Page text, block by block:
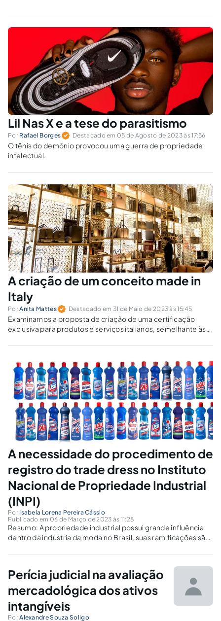
Lil Nas X e a tese do parasitismo
Por Rafael Borges Destacado em 05 de Agosto de 2023 às 17:56
O tênis do demônio provocou uma guerra de propriedade
intelectual.
A criação de um conceito made in
Italy
PorAnita Mattes Destacado em 31 de Maio de 2023 às 15:45
Examinamos a proposta de criação de uma certificação
exclusiva para produtos e serviços italianos, semelhante às
falsificações e valorização do comércio.
A necessidade do procedimento de
registro do trade dress no Instituto
Nacional de Propriedade Industrial
(INPI)
Por Isabela Lorena Pereira Cássio
Publicado em 06 de Março de 2023 às 11:28
Resumo: A propriedade industrial possui grande influência
dentro da indústria da moda no Brasil, suas ramificações são
Instituto Nacional de Propriedade Industrial (INPI), o órgão
Perícia judicial na avaliação
mercadológica dos ativos
intangíveis
PorAlexandre Souza Soligo